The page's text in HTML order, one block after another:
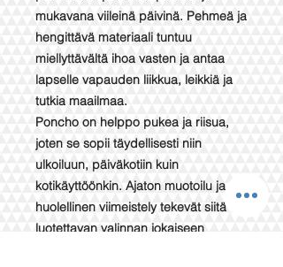
mukavana viileinä päivinä. Pehmeä ja
hengittävä materiaali tuntuu
miellyttävältä ihoa vasten ja antaa
lapselle vapauden liikkua, leikkiä ja
tutkia maailmaa.
Poncho on helppo pukea ja riisua,
joten se sopii täydellisesti niin
ulkoiluun, päiväkotiin kuin
kotikäyttöönkin. Ajaton muotoilu ja
huolellinen viimeistely tekevät siitä
luotettavan valinnan jokaiseen